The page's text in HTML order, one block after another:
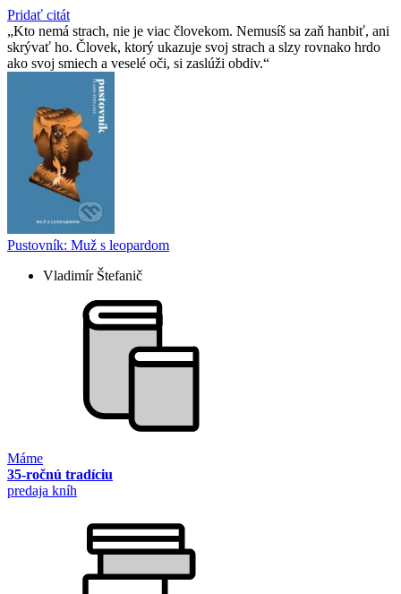
Pridať citát
Kto nemá strach, nie je viac človekom. Nemusíš sa zaň hanbiť, ani
skrývať ho. Človek, ktorý ukazuje svoj strach a slzy rovnako hrdo
ako svoj smiech a veselé oči, si zaslúži obdiv.
Pustovník: Muž s leopardom
Vladimír Štefanič
Máme
35-ročnú tradíciu
predaja kníh